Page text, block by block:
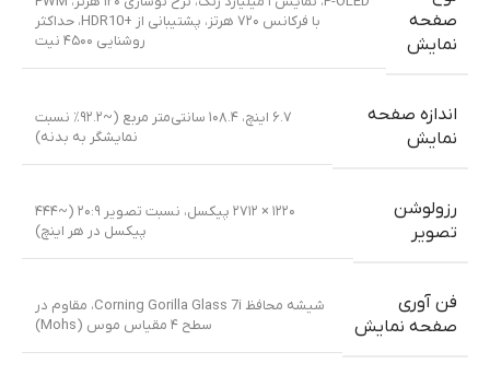
صفحه
نمایش
با فرکانس ۷۲۰ هرتز، پشتیبانی از +HDR10، حداکثر
روشنایی ۴۵۰۰ نیت
اندازه صفحه
نمایش
۶.۷ اینچ، ۱۰۸.۴ سانتی‌متر مربع (~۹۲.۲٪ نسبت
نمایشگر به بدنه)
رزولوشن
تصویر
۱۲۲۰ × ۲۷۱۲ پیکسل، نسبت تصویر ۲۰:۹ (~۴۴۴
پیکسل در هر اینچ)
فن آوری
صفحه نمایش
شیشه محافظ Corning Gorilla Glass 7i، مقاوم در
سطح ۴ مقیاس موس (Mohs)